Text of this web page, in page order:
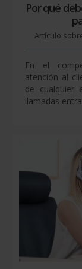
Por qué
Artículo
En el
atención al
de cualquier
llamadas